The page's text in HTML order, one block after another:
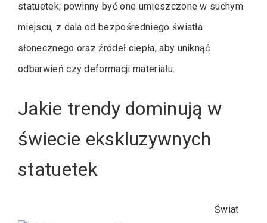
statuetek; powinny być one umieszczone w suchym
miejscu, z dala od bezpośredniego światła
słonecznego oraz źródeł ciepła, aby uniknąć
odbarwień czy deformacji materiału.
Jakie trendy dominują w
świecie ekskluzywnych
statuetek
Świat